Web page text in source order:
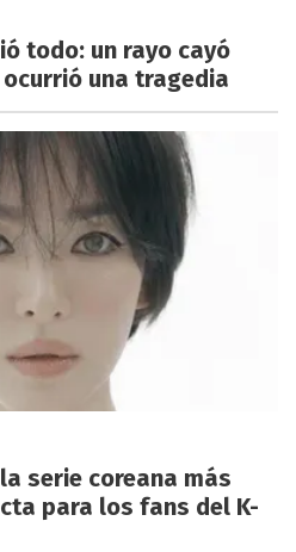
todo: un rayo cayó
una tragedia
serie coreana más
para los fans del K-